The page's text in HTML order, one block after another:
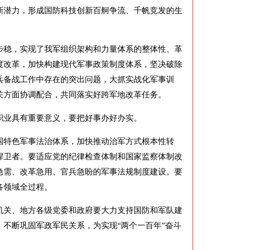
力，形成国防科技创新百舸争流、千帆竞发的生
，实现了我军组织架构和力量体系的整体性、革
革，加快构建现代军事政策制度体系，坚决破除
战工作中存在的突出问题，大抓实战化军事训
面协调配合，共同落实好跨军地改革任务。
具有重要意义，要把好事办好办实。
色军事法治体系，加快推动治军方式根本性转
者。要适应党的纪律检查体制和国家监察体制改
、改革急用、官兵急盼的军事法规制度建设。要
域全过程。
、地方各级党委和政府要大力支持国防和军队建
断巩固军政军民关系，为实现“两个一百年”奋斗